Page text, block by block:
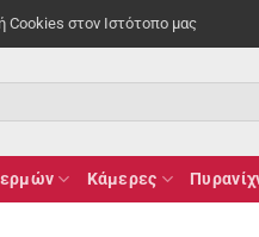
Cookies στον Ιστότοπο μας
Κάμερες